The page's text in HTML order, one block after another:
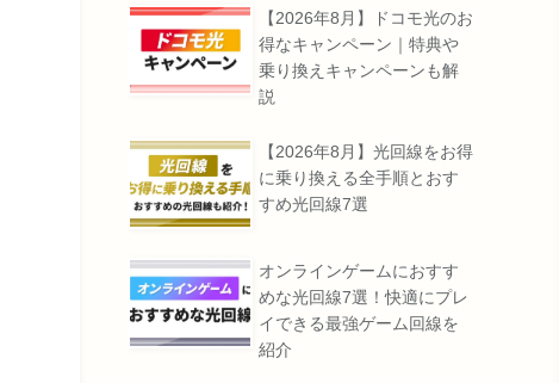
【2026年8月】ドコモ光のお
得なキャンペーン｜特典や
乗り換えキャンペーンも解
説
【2026年8月】光回線をお得
に乗り換える全手順とおす
すめ光回線7選
オンラインゲームにおすす
めな光回線7選！快適にプレ
イできる最強ゲーム回線を
紹介